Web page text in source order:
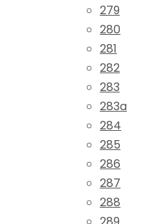
279
280
281
282
283
283a
284
285
286
287
288